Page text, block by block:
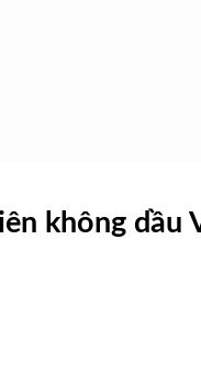
không dầu